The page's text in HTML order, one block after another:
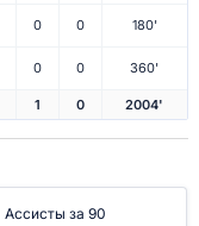
0 0 180'
0 0 360'
1 0 2004'
Ассисты за 90